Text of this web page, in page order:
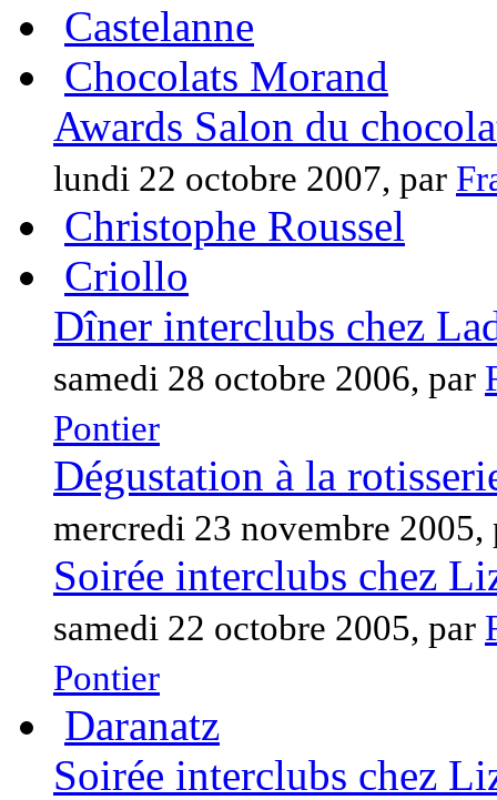
Castelanne
Chocolats Morand
Awards Salon du
lundi 22 octobre 2007, par
Christophe Roussel
Criollo
Dîner interclubs chez
samedi 28 octobre 2006, par
Pontier
Dégustation à la
mercredi 23 novembre
Soirée interclubs chez
samedi 22 octobre 2005, par
Pontier
Daranatz
Soirée interclubs chez